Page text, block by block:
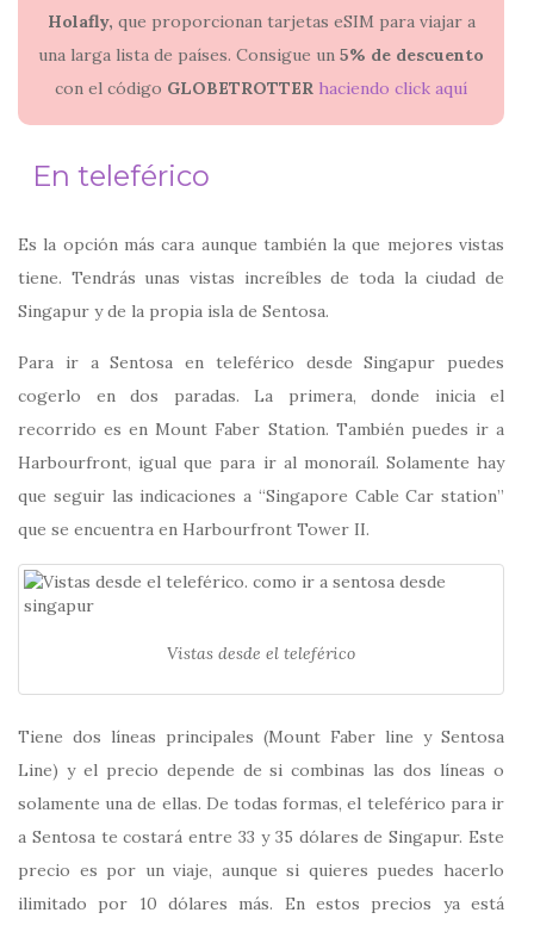
Holafly, que proporcionan tarjetas eSIM para viajar a
una larga lista de países. Consigue un 5% de descuento
con el código GLOBETROTTER haciendo click aquí
En teleférico
Es la opción más cara aunque también la que mejores vistas
tiene. Tendrás unas vistas increíbles de toda la ciudad de
Singapur y de la propia isla de Sentosa.
Para ir a Sentosa en teleférico desde Singapur puedes
cogerlo en dos paradas. La primera, donde inicia el
recorrido es en Mount Faber Station. También puedes ir a
Harbourfront, igual que para ir al monoraíl. Solamente hay
que seguir las indicaciones a “Singapore Cable Car station”
que se encuentra en Harbourfront Tower II.
Vistas desde el teleférico
Tiene dos líneas principales (Mount Faber line y Sentosa
Line) y el precio depende de si combinas las dos líneas o
solamente una de ellas. De todas formas, el teleférico para ir
a Sentosa te costará entre 33 y 35 dólares de Singapur. Este
precio es por un viaje, aunque si quieres puedes hacerlo
ilimitado por 10 dólares más. En estos precios ya está